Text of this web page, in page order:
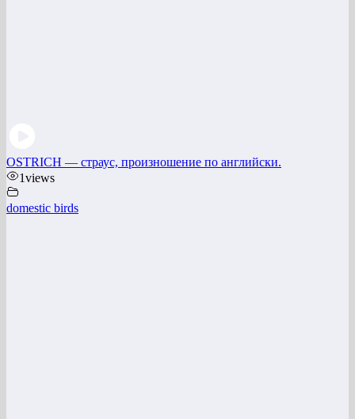
OSTRICH — страус, произношение по английски.
1views
domestic birds